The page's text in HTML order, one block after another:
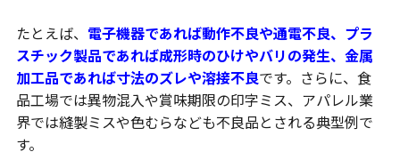
たとえば、 電子機器であれば動作不良や通電不良、プラ
スチック製品であれば成形時のひけやバリの発生、金属
加工品であれば寸法のズレや溶接不良です。さらに、食
品工場では異物混入や賞味期限の印字ミス、アパレル業
界では縫製ミスや色むらなども不良品とされる典型例で
す。